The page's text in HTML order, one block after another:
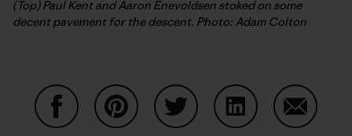
(Top) Paul Kent and Aaron Enevoldsen stoked on some
decent pavement for the descent. Photo: Adam Colton